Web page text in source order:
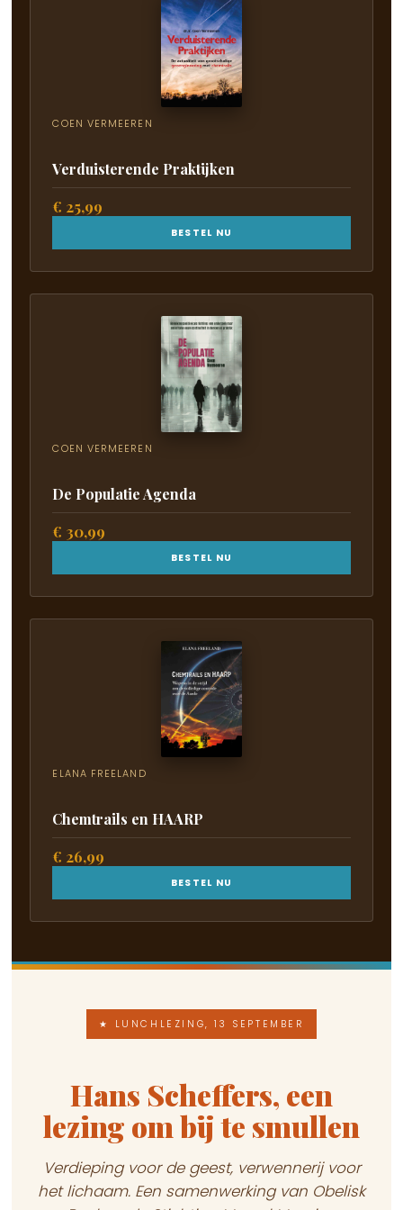
COEN VERMEEREN
Verduisterende Praktijken
€ 25,99
BESTEL NU
COEN VERMEEREN
De Populatie Agenda
€ 30,99
BESTEL NU
ELANA FREELAND
Chemtrails en HAARP
€ 26,99
BESTEL NU
★ LUNCHLEZING, 13 SEPTEMBER
Hans Scheffers, een
lezing om bij te smullen
Verdieping voor de geest, verwennerij voor
het lichaam. Een samenwerking van Obelisk